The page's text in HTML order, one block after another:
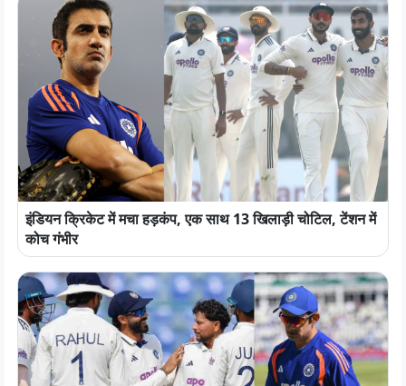
इंडियन क्रिकेट में मचा हड़कंप, एक साथ 13 खिलाड़ी चोटिल, टेंशन में
कोच गंभीर